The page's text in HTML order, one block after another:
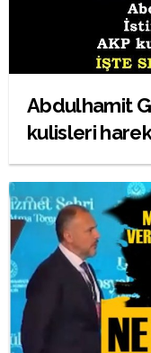
Abdulhamit
kulisleri